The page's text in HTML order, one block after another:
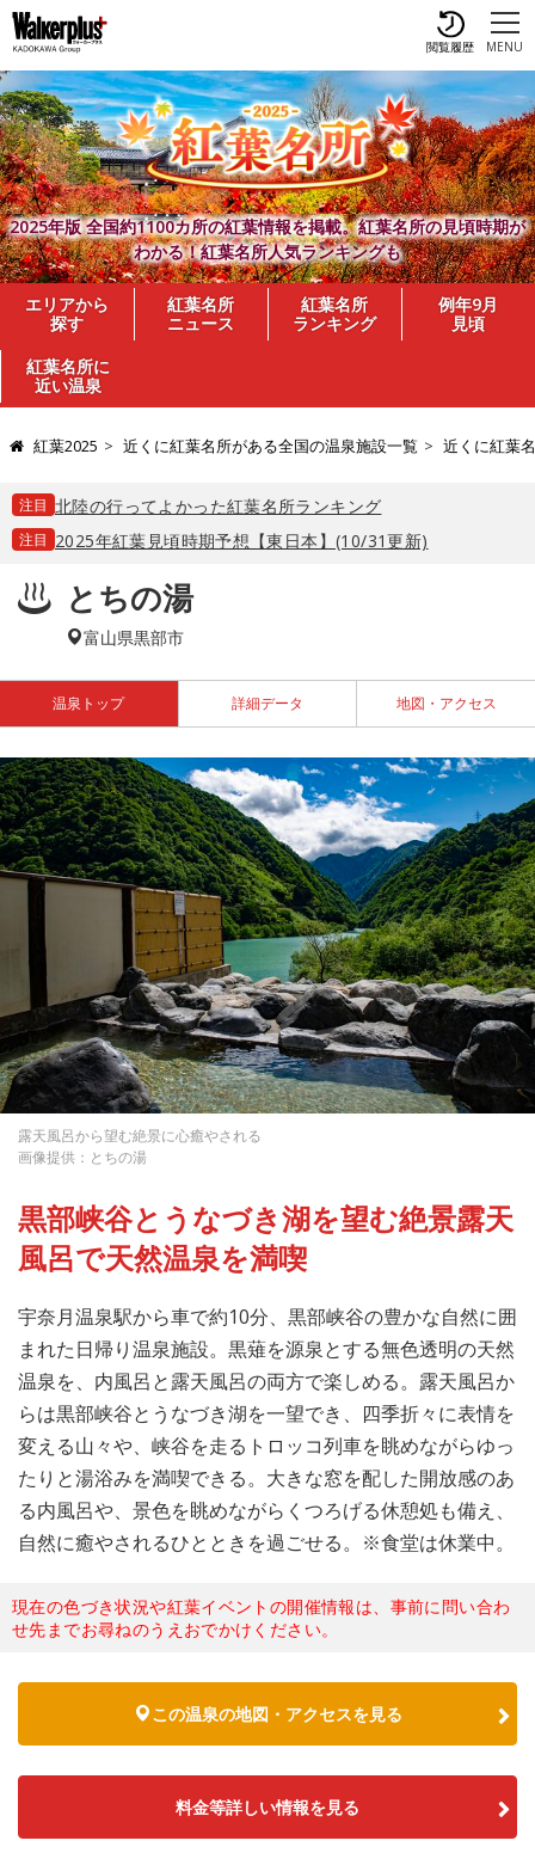
MENU
閲覧履歴
2025年版 全国約1100カ所の紅葉情報を掲載。紅葉名所の見頃時期が
わかる！紅葉名所人気ランキングも
エリアから
探す
紅葉名所
ニュース
紅葉名所
ランキング
例年9月
見頃
紅葉名所に
近い温泉
紅葉2025 近くに紅葉名所がある全国の温泉施設一覧 近くに紅葉
注目 北陸の行ってよかった紅葉名所ランキング
注目 2025年紅葉見頃時期予想【東日本】(10/31更新)
とちの湯
富山県黒部市
温泉トップ 詳細データ 地図・アクセス
露天風呂から望む絶景に心癒やされる
画像提供：とちの湯
黒部峡谷とうなづき湖を望む絶景露天
風呂で天然温泉を満喫
宇奈月温泉駅から車で約10分、黒部峡谷の豊かな自然に囲
まれた日帰り温泉施設。黒薙を源泉とする無色透明の天然
温泉を、内風呂と露天風呂の両方で楽しめる。露天風呂か
らは黒部峡谷とうなづき湖を一望でき、四季折々に表情を
変える山々や、峡谷を走るトロッコ列車を眺めながらゆっ
たりと湯浴みを満喫できる。大きな窓を配した開放感のあ
る内風呂や、景色を眺めながらくつろげる休憩処も備え、
自然に癒やされるひとときを過ごせる。※食堂は休業中。
現在の色づき状況や紅葉イベントの開催情報は、事前に問い合わ
せ先までお尋ねのうえおでかけください。
この温泉の地図・アクセスを見る
料金等詳しい情報を見る